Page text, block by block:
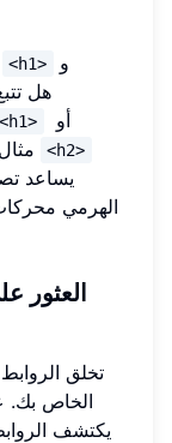
<h1> و
<h1>
<h2>
الهرمي
العثور
تخلق
يكتشف